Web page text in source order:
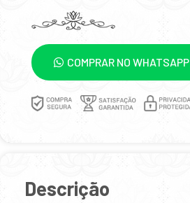
COMPRAR NO WHATSAPP
Descrição